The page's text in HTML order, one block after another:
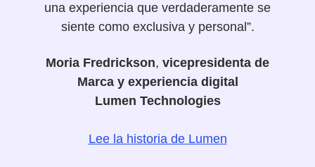
una experiencia que verdaderamente se
siente como exclusiva y personal”.
Moria Fredrickson, vicepresidenta de
Marca y experiencia digital
Lumen Technologies
Lee la historia de Lumen